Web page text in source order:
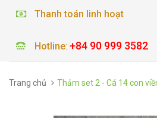
Thanh toán linh hoạt
Hotline: +84 90 999 3582
Trang chủ Thảm set 2 - Cá 14 con